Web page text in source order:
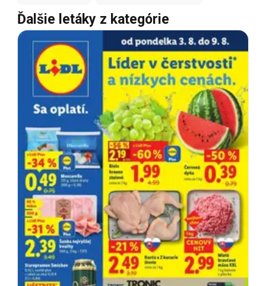
Ďalšie letáky z kategórie